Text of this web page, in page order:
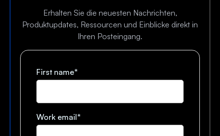
Erhalten Sie die neuesten Nachrichten,
Produktupdates, Ressourcen und Einblicke direkt in
Ihren Posteingang.
First name*
Work email*